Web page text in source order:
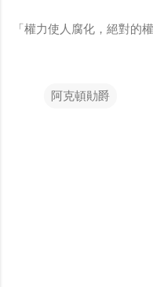
「權力使人腐化，絕對的
阿克頓勛爵